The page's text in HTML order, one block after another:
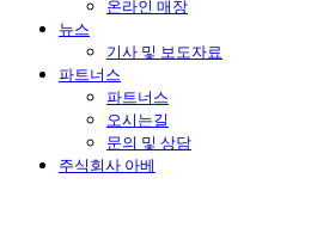
온라인 매장
뉴스
기사 및 보도자료
파트너스
파트너스
오시는길
문의 및 상담
주식회사 아베